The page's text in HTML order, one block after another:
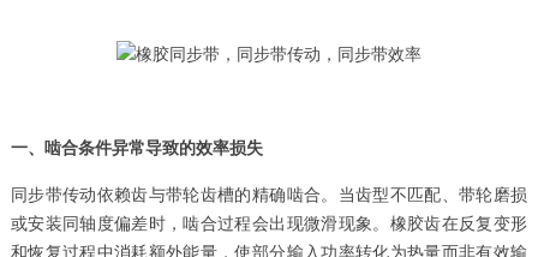
一、啮合条件异常导致的效率损失
同步带传动依赖齿与带轮齿槽的精确啮合。当齿型不匹配、带轮磨损
或安装同轴度偏差时，啮合过程会出现微滑现象。橡胶齿在反复变形
和恢复过程中消耗额外能量，使部分输入功率转化为热量而非有效输